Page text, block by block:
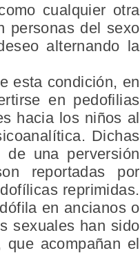
cualquier otra
personas del sexo
alternando la
esta condición, en
en pedofilias
hacia los niños al
Dichas
de una perversión
reportadas por
reprimidas.
en ancianos o
sexuales han sido
acompañan el